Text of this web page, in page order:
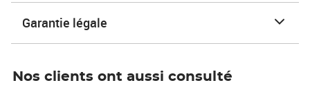
Garantie légale
Nos clients ont aussi consulté